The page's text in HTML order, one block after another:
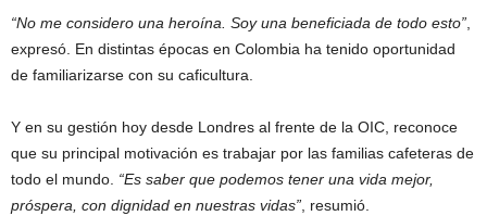
“No me considero una heroína. Soy una beneficiada de todo esto”,
expresó. En distintas épocas en Colombia ha tenido oportunidad
de familiarizarse con su caficultura.
Y en su gestión hoy desde Londres al frente de la OIC, reconoce
que su principal motivación es trabajar por las familias cafeteras de
todo el mundo. “Es saber que podemos tener una vida mejor,
próspera, con dignidad en nuestras vidas”, resumió.